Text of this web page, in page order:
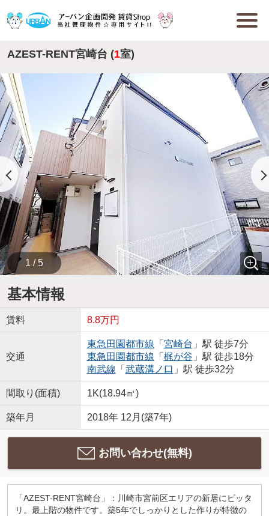
AZEST-RENT宮崎台 (1室)
1 / 5
基本情報
賃料 8.8万円
交通
東急田園都市線 「 宮崎台 」駅 徒歩7分
東急田園都市線 「 梶が谷 」駅 徒歩18分
南武線 「 武蔵溝ノ口 」駅 徒歩32分
間取り(面積) 1K(18.94㎡)
築年月 2018年 12月(築7年)
お問い合わせ(無料)
「AZEST-RENT宮崎台」：川崎市宮前区エリアの新居にピッタ
リ。最上階の物件です。築5年でしっかりとした作りが特徴の